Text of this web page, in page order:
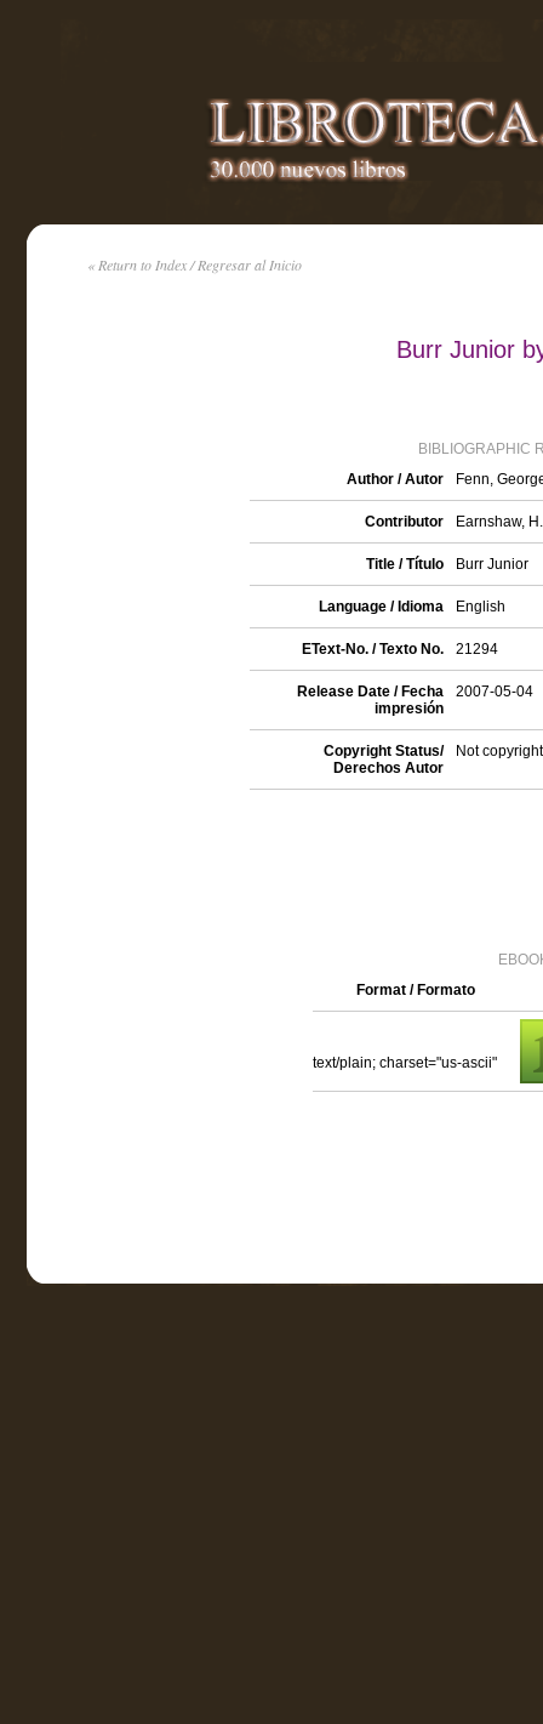
« Return to Index / Regresar al Inicio
Burr Junior
BIBLIOGRAPHIC
Author / Autor
Fenn,
Contributor Earnshaw,
Title / Título Burr Junior
Language / Idioma English
EText-No. / Texto No. 21294
Release Date / Fecha
impresión
2007-05-04
Copyright Status/
Derechos Autor
Not
Format / Formato
text/plain; charset="us-ascii"